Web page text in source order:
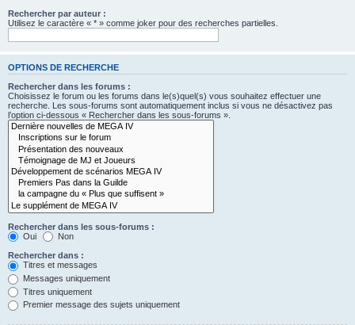
Rechercher par auteur :
Utilisez le caractère « * » comme joker pour des recherches partielles.
OPTIONS DE RECHERCHE
Rechercher dans les forums :
Choisissez le forum ou les forums dans le(s)quel(s) vous souhaitez effectuer une
recherche. Les sous-forums sont automatiquement inclus si vous ne désactivez pas
l’option ci-dessous « Rechercher dans les sous-forums ».
Rechercher dans les sous-forums :
Oui
Non
Rechercher dans :
Titres et messages
Messages uniquement
Titres uniquement
Premier message des sujets uniquement